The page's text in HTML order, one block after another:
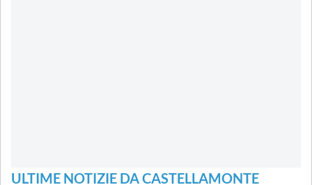
ULTIME NOTIZIE DA CASTELLAMONTE